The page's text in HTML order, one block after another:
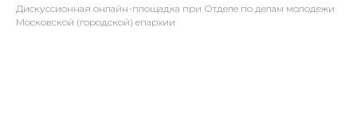
Дискуссионная онлайн-площадка при Отделе по делам молодежи
Московской (городской) епархии